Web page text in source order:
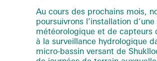
Au cours des prochains mois,
poursuivrons l’installation
météorologique et de capteurs
à la surveillance hydrologique
micro-bassin versant de